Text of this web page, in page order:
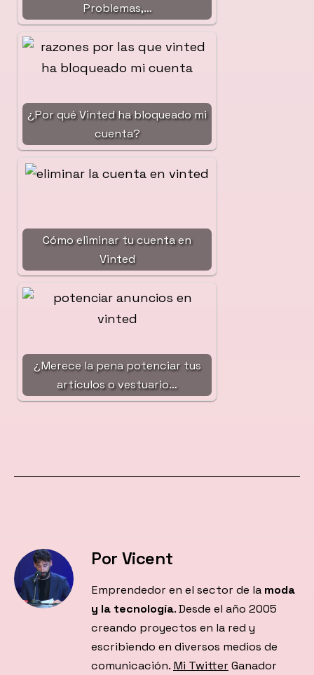
Problemas,…
¿Por qué Vinted ha bloqueado mi
cuenta?
Cómo eliminar tu cuenta en
Vinted
¿Merece la pena potenciar tus
artículos o vestuario…
Por Vicent
Emprendedor en el sector de la moda
y la tecnología. Desde el año 2005
creando proyectos en la red y
escribiendo en diversos medios de
comunicación. Mi Twitter Ganador